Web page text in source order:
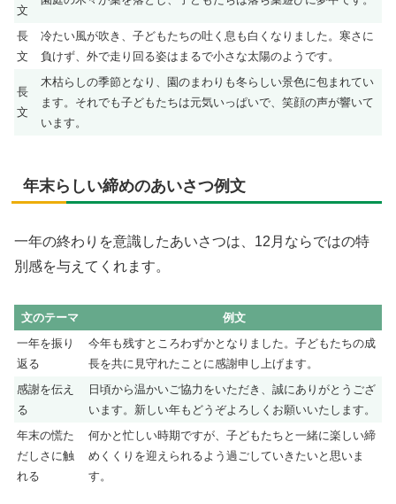
文
長
文
冷たい風が吹き、子どもたちの吐く息も白くなりました。寒さに
負けず、外で走り回る姿はまるで小さな太陽のようです。
長
文
木枯らしの季節となり、園のまわりも冬らしい景色に包まれてい
ます。それでも子どもたちは元気いっぱいで、笑顔の声が響いて
います。
年末らしい締めのあいさつ例文
一年の終わりを意識したあいさつは、12月ならではの特
別感を与えてくれます。
文のテーマ
例文
一年を振り
返る
今年も残すところわずかとなりました。子どもたちの成
長を共に見守れたことに感謝申し上げます。
感謝を伝え
る
日頃から温かいご協力をいただき、誠にありがとうござ
います。新しい年もどうぞよろしくお願いいたします。
年末の慌た
だしさに触
れる
何かと忙しい時期ですが、子どもたちと一緒に楽しい締
めくくりを迎えられるよう過ごしていきたいと思いま
す。